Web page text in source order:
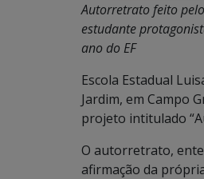
Autorretrato feito pelo
estudante
ano do EF
Escola Estadual
Jardim, em Campo
projeto intitulado
O autorretrato,
afirmação da